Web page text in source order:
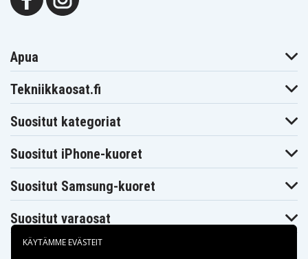
Onko sinulla kysyttävää? Lähetä meille viesti tai tule
Tilaa halpaa elektroniikkaa verkosta
Tekniikkaosilta
Tekniikkaosilta löydät aina halpaa elektroniikkaa,
olitpa sitten korjaamassa, päivittämässä tai
hankkimassa jotain uutta puhelimeen, tablettiin tai
muuhun tekniikkaan. Tarjoamme nopean toimituksen,
turvalliset ostot ja hyvät asiakasarviot – et tule
pettymään.
Apua
Tekniikkaosat.fi
Suositut kategoriat
Suositut iPhone-kuoret
Suositut Samsung-kuoret
Suositut varaosat
KÄYTÄMME EVÄSTEIT